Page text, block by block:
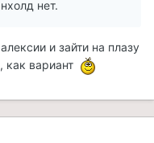
нет.
и зайти на плазу
как вариант